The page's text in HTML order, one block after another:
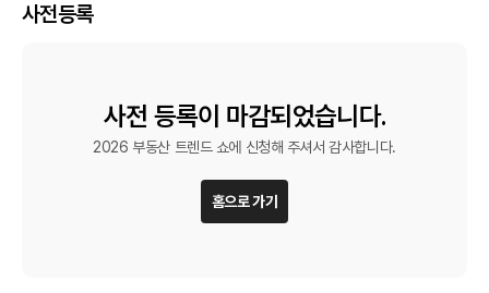
사전등록
사전 등록이 마감되었습니다.
2026 부동산 트렌드 쇼에 신청해 주셔서 감사합니다.
홈으로 가기